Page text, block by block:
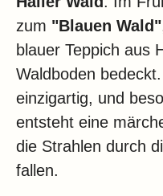
zum "Blauen Wald"
blauer Teppich aus
Waldboden
einzigartig, und
entsteht eine
die Strahlen durch
fallen.